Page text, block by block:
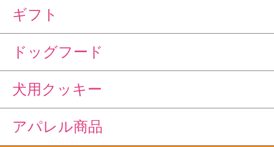
ギフト
ドッグフード
犬用クッキー
アパレル商品